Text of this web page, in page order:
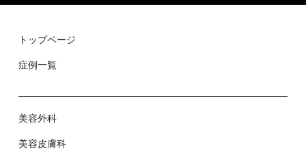
トップページ
症例⼀覧
美容外科
美容⽪膚科